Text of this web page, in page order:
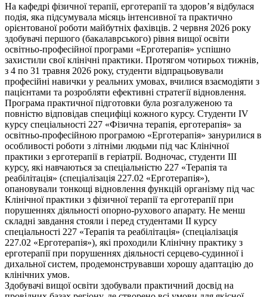
На кафедрі фізичної терапії, ерготерапії та здоров’я відбулася
подія, яка підсумувала місяць інтенсивної та практично
орієнтованої роботи майбутніх фахівців. 2 червня 2026 року
здобувачі першого (бакалаврського) рівня вищої освіти
освітньо-професійної програми «Ерготерапія» успішно
захистили свої клінічні практики. Протягом чотирьох тижнів,
з 4 по 31 травня 2026 року, студенти відпрацьовували
професійні навички у реальних умовах, вчилися взаємодіяти з
пацієнтами та розробляти ефективні стратегії відновлення.
Програма практичної підготовки була розгалуженою та
повністю відповідав специфіці кожного курсу. Студенти ІV
курсу спеціальності 227 «Фізична терапія, ерготерапія» за
освітньо-професійною програмою «Ерготерапія» занурилися в
особливості роботи з літніми людьми під час Клінічної
практики з ерготерапії в геріатрії. Водночас, студенти ІІІ
курсу, які навчаються за спеціальністю 227 «Терапія та
реабілітація» (спеціалізація 227.02 «Ерготерапія»),
опановували тонкощі відновлення функцій організму під час
Клінічної практики з фізичної терапії та ерготерапії при
порушеннях діяльності опорно-рухового апарату. Не менш
складні завдання стояли і перед студентами ІІ курсу
спеціальності 227 «Терапія та реабілітація» (спеціалізація
227.02 «Ерготерапія»), які проходили Клінічну практику з
ерготерапії при порушеннях діяльності серцево-судинної і
дихальної систем, продемонструвавши хорошу адаптацію до
клінічних умов.
Здобувачі вищої освіти здобували практичний досвід на